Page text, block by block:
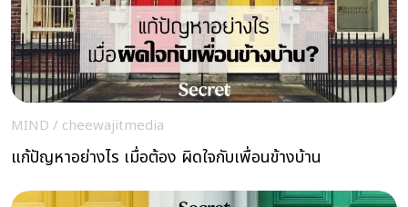
MIND / cheewajitmedia
แก้ปัญหาอย่างไร เมื่อต้อง ผิดใจกับเพื่อนข้างบ้าน